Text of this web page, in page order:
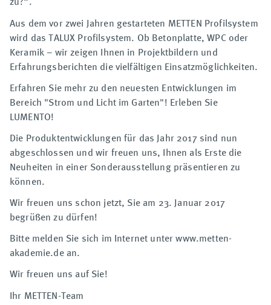
Aus dem vor zwei Jahren gestarteten METTEN Profilsystem
wird das TALUX Profilsystem. Ob Betonplatte, WPC oder
Keramik – wir zeigen Ihnen in Projektbildern und
Erfahrungsberichten die vielfältigen Einsatzmöglichkeiten.
Erfahren Sie mehr zu den neuesten Entwicklungen im
Bereich "Strom und Licht im Garten"! Erleben Sie
LUMENTO!
Die Produktentwicklungen für das Jahr 2017 sind nun
abgeschlossen und wir freuen uns, Ihnen als Erste die
Neuheiten in einer Sonderausstellung präsentieren zu
können.
Wir freuen uns schon jetzt, Sie am 23. Januar 2017
begrüßen zu dürfen!
Bitte melden Sie sich im Internet unter www.metten-
akademie.de an.
Wir freuen uns auf Sie!
Ihr METTEN-Team